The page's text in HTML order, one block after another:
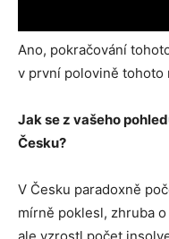
Ano, pokračování
v první polovině tohoto
Jak se z vašeho
Česku?
V Česku paradoxně
mírně poklesl, zhruba